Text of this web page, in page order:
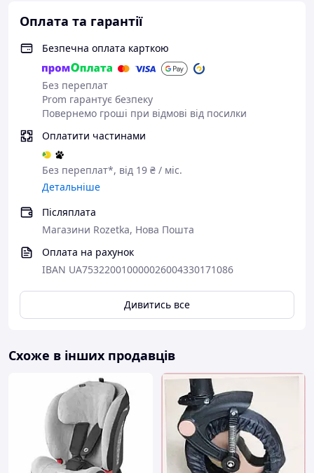
Оплата та гарантії
Безпечна оплата карткою
Без переплат
Prom гарантує безпеку
Повернемо гроші при відмові від посилки
Оплатити частинами
Без переплат*, від 19 ₴ / міс.
Детальніше
Післяплата
Магазини Rozetka, Нова Пошта
Оплата на рахунок
IBAN UA753220010000026004330171086
Дивитись все
Схоже в інших продавців